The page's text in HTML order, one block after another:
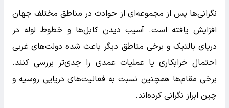
نگرانی‌ها پس از مجموعه‌ای از حوادث در مناطق مختلف جهان
افزایش یافته است. آسیب دیدن کابل‌ها و خطوط لوله در
دریای بالتیک و برخی مناطق دیگر باعث شده دولت‌های غربی
احتمال خرابکاری یا عملیات عمدی را جدی‌تر بررسی کنند.
برخی مقام‌ها همچنین نسبت به فعالیت‌های دریایی روسیه و
چین ابراز نگرانی کرده‌اند.